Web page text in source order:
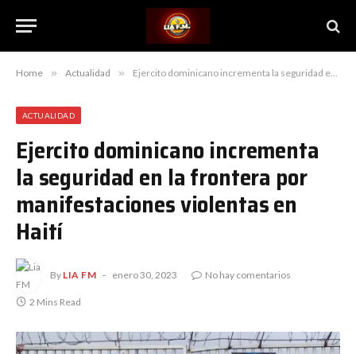
Home » Actualidad » Ejercito dominicano incrementa la seguridad en la frontera por manifestaciones violentas en Haití
ACTUALIDAD
Ejercito dominicano incrementa
la seguridad en la frontera por
manifestaciones violentas en
Haití
By LIA FM enero 30, 2023 No hay comentarios
2 Mins Read